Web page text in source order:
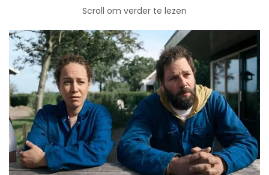
Scroll om verder te lezen